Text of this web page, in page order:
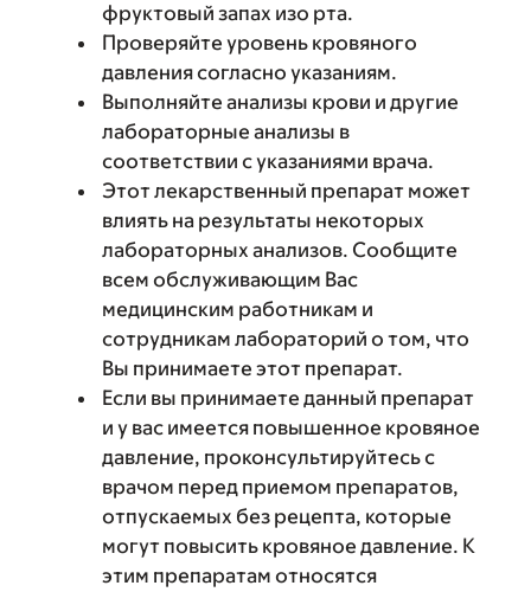
фруктовый запах изо рта.
Проверяйте уровень кровяного
давления согласно указаниям.
Выполняйте анализы крови и другие
лабораторные анализы в
соответствии с указаниями врача.
Этот лекарственный препарат может
влиять на результаты некоторых
лабораторных анализов. Сообщите
всем обслуживающим Вас
медицинским работникам и
сотрудникам лабораторий о том, что
Вы принимаете этот препарат.
Если вы принимаете данный препарат
и у вас имеется повышенное кровяное
давление, проконсультируйтесь с
врачом перед приемом препаратов,
отпускаемых без рецепта, которые
могут повысить кровяное давление. К
этим препаратам относятся